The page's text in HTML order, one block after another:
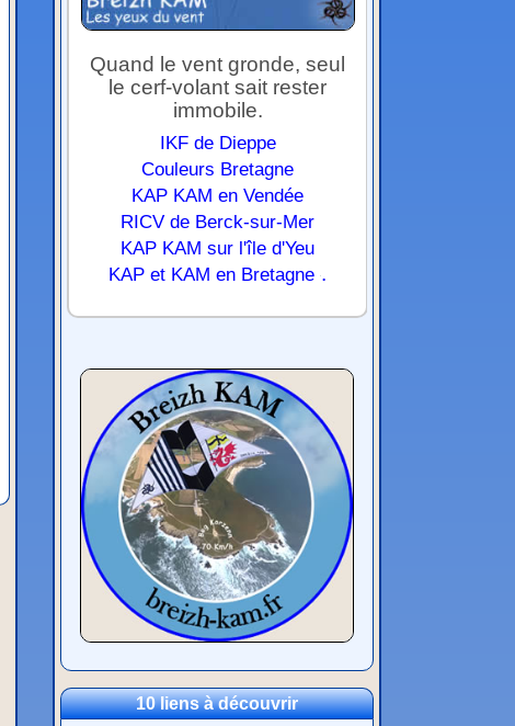
Quand le vent gronde, seul
le cerf-volant sait rester
immobile.
IKF de Dieppe
Couleurs Bretagne
KAP KAM en Vendée
RICV de Berck-sur-Mer
KAP KAM sur l'île d'Yeu
KAP et KAM en Bretagne .
10 liens à découvrir